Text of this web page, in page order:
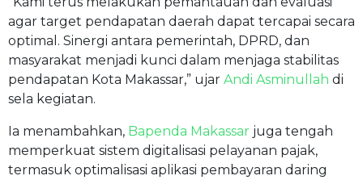
agar target pendapatan daerah dapat tercapai secara
optimal. Sinergi antara pemerintah, DPRD, dan
masyarakat menjadi kunci dalam menjaga stabilitas
pendapatan Kota Makassar,” ujar Andi Asminullah di
sela kegiatan.
Ia menambahkan, Bapenda Makassar juga tengah
memperkuat sistem digitalisasi pelayanan pajak,
termasuk optimalisasi aplikasi pembayaran daring